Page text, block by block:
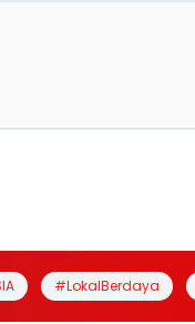
#LokalBerdaya